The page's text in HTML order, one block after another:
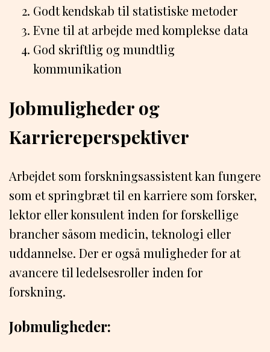
Godt kendskab til statistiske metoder
Evne til at arbejde med komplekse data
God skriftlig og mundtlig
kommunikation
Jobmuligheder og
Karriereperspektiver
Arbejdet som forskningsassistent kan fungere
som et springbræt til en karriere som forsker,
lektor eller konsulent inden for forskellige
brancher såsom medicin, teknologi eller
uddannelse. Der er også muligheder for at
avancere til ledelsesroller inden for
forskning.
Jobmuligheder: